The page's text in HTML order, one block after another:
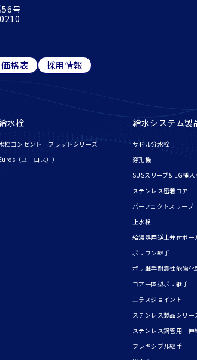
号
格表 採用情報
水栓
栓コンセント フラットシリーズ
（ユーロス））
給水システム製
サドル分水栓
穿孔機
SUSスリーブ& EG挿入
ステンレス密着コア
パーフェクトスリーブ
止水栓
給湯器用逆止弁付ボー
ポリワン継手
ポリ継手耐震性能強化
コア一体型ポリ継手
エラスジョイント
ステンレス製品シリー
ステンレス鋼管用 伸
フレキシブル継手